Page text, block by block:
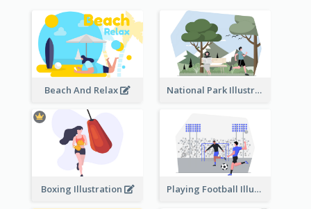
Beach And Relax National Park Illustration
Boxing Illustration Playing Football Illustration